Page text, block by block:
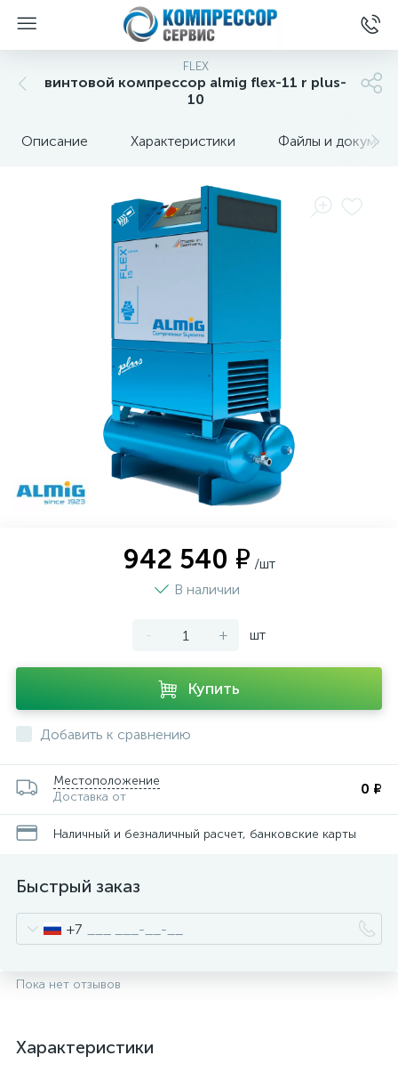
FLEX
винтовой компрессор almig flex-11 r plus-
10
Описание Характеристики Файлы и
942 540 ₽ /шт
В наличии
- + шт
Купить
Добавить к сравнению
Местоположение
Доставка от
0 ₽
Наличный и безналичный расчет, банковские карты
Быстрый заказ
+7
Пока нет отзывов
Характеристики